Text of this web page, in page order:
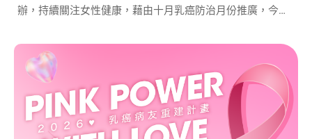
辦，持續關注女性健康，藉由十月乳癌防治月份推廣，今年
一同攜手乳癌防治宣導活動，提醒女性關心自己的乳房健
康，愛自己從健康做起。